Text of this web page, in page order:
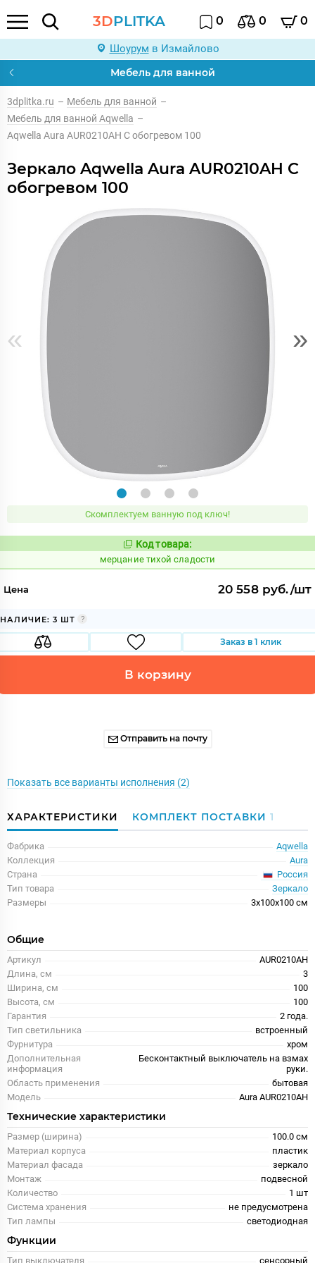
3DPLITKA 0 0 0
Шоурум в Измайлово
Мебель для ванной
3dplitka.ru – Мебель для ванной –
Мебель для ванной Aqwella –
Aqwella Aura AUR0210AH С обогревом 100
Зеркало Aqwella Aura AUR0210AH С
обогревом 100
« »
Скомплектуем ванную под ключ!
Код:
981470
Код товара:
мерцание тихой сладости
Цена 20 558 руб./шт
НАЛИЧИЕ: 3 ШТ
Заказ в 1 клик
В корзину
Отправить на почту
Показать все варианты исполнения (2)
ХАРАКТЕРИСТИКИ КОМПЛЕКТ ПОСТАВКИ 1
Фабрика
Aqwella
Коллекция
Aura
Страна
Россия
Тип товара
Зеркало
Размеры
3x100x100 см
Общие
Артикул
AUR0210AH
Длина, см
3
Ширина, см
100
Высота, см
100
Гарантия
2 года.
Тип светильника
встроенный
Фурнитура
хром
Дополнительная
информация
Бесконтактный выключатель на взмах
руки.
Область применения
бытовая
Модель
Aura AUR0210AH
Технические характеристики
Размер (ширина)
100.0 см
Материал корпуса
пластик
Материал фасада
зеркало
Монтаж
подвесной
Количество
1 шт
Система хранения
не предусмотрена
Тип лампы
светодиодная
Функции
Тип выключателя сенсорный